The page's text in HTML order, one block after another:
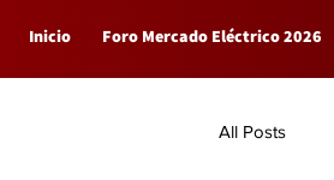
Inicio Foro Mercado Eléctrico 2026
All Posts